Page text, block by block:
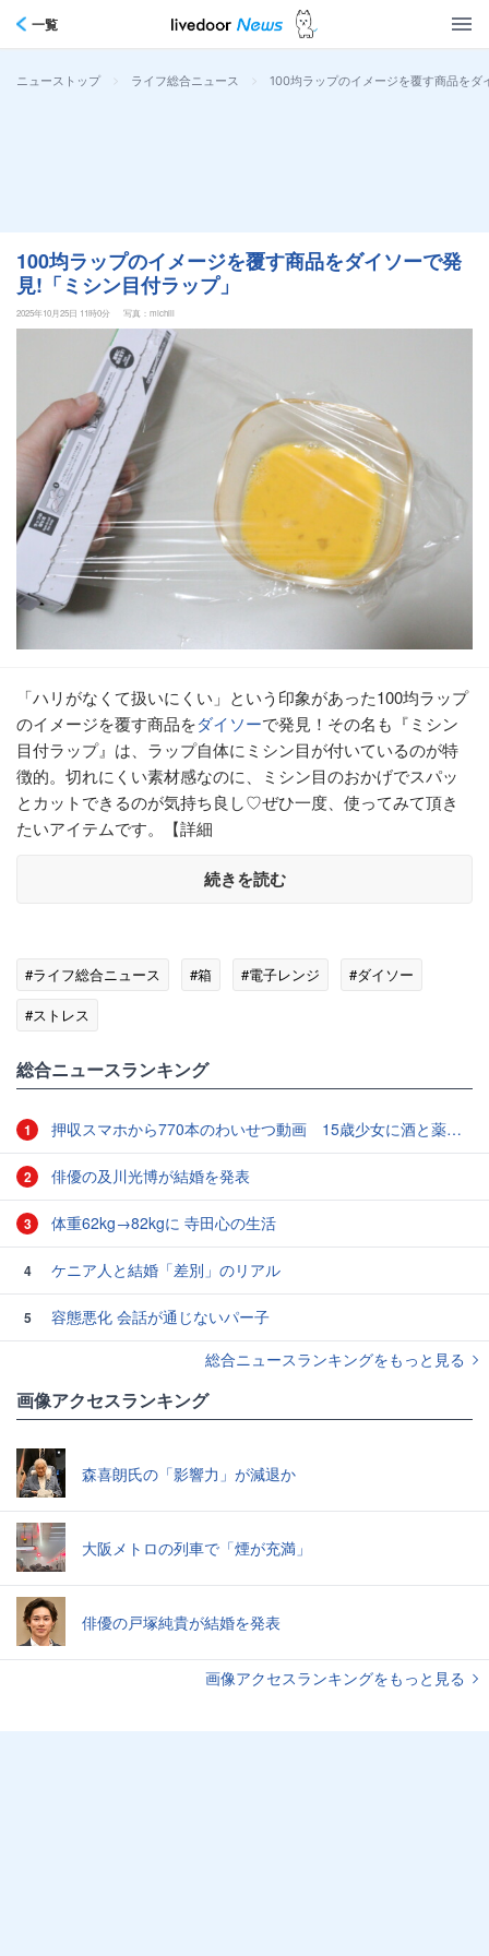
一覧
ニューストップ > ライフ総合ニュース > 100均ラップのイメージを覆す商品をダ
100均ラップのイメージを覆す商品をダイソーで発
見!「ミシン目付ラップ」
2025年10月25日 11時0分 写真：michill
「ハリがなくて扱いにくい」という印象があった100均ラップ
のイメージを覆す商品をダイソーで発見！その名も『ミシン
目付ラップ』は、ラップ自体にミシン目が付いているのが特
徴的。切れにくい素材感なのに、ミシン目のおかげでスパッ
とカットできるのが気持ち良し♡ぜひ一度、使ってみて頂き
たいアイテムです。【詳細
続きを読む
#ライフ総合ニュース #箱 #電子レンジ
#ダイソー
#ストレス
総合ニュースランキング
1 押収スマホから770本のわいせつ動画 15歳少女に酒と薬飲ませ性的暴行か 54歳男を再逮捕 「薬もありますよ」とSNSで誘い出し
2 俳優の及川光博が結婚を発表
3 体重62kg→82kgに 寺田心の生活
4 ケニア人と結婚「差別」のリアル
5
容態悪化 会話が通じないパー子
総合ニュースランキングをもっと見る
画像アクセスランキング
森喜朗氏の「影響力」が減退か
大阪メトロの列車で「煙が充満」
俳優の戸塚純貴が結婚を発表
画像アクセスランキングをもっと見る